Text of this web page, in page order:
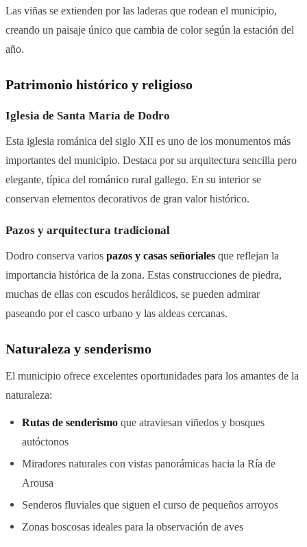
Las viñas se extienden por las laderas que rodean el municipio,
creando un paisaje único que cambia de color según la estación del
año.
Patrimonio histórico y religioso
Iglesia de Santa María de Dodro
Esta iglesia románica del siglo XII es uno de los monumentos más
importantes del municipio. Destaca por su arquitectura sencilla pero
elegante, típica del románico rural gallego. En su interior se
conservan elementos decorativos de gran valor histórico.
Pazos y arquitectura tradicional
Dodro conserva varios pazos y casas señoriales que reflejan la
importancia histórica de la zona. Estas construcciones de piedra,
muchas de ellas con escudos heráldicos, se pueden admirar
paseando por el casco urbano y las aldeas cercanas.
Naturaleza y senderismo
El municipio ofrece excelentes oportunidades para los amantes de la
naturaleza:
Rutas de senderismo que atraviesan viñedos y bosques
autóctonos
Miradores naturales con vistas panorámicas hacia la Ría de
Arousa
Senderos fluviales que siguen el curso de pequeños arroyos
Zonas boscosas ideales para la observación de aves